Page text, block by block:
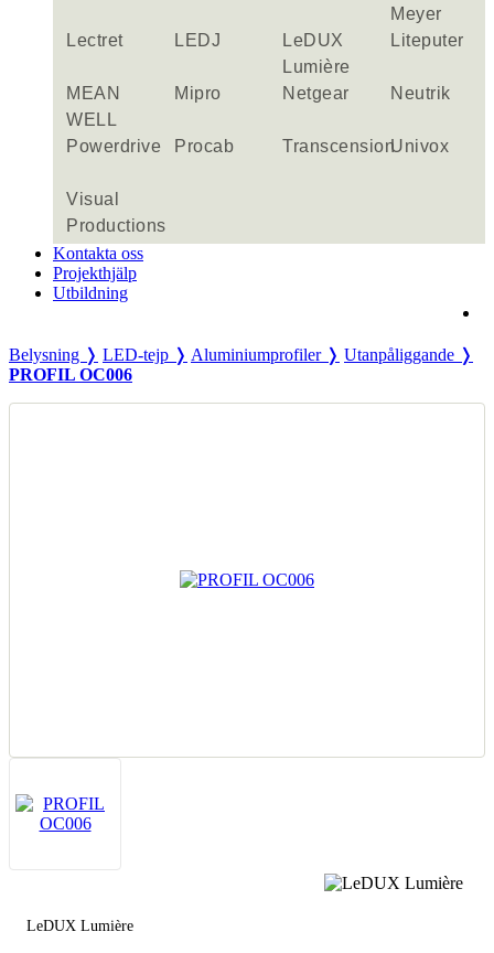
Meyer
Lectret
LEDJ
LeDUX
Lumière
Liteputer
MEAN
WELL
Mipro Netgear Neutrik
Powerdrive Procab TranscensionUnivox
Visual
Productions
Kontakta oss
Projekthjälp
Utbildning
Belysning ❭ LED-tejp ❭ Aluminiumprofiler ❭ Utanpåliggande ❭
PROFIL OC006
LeDUX Lumière